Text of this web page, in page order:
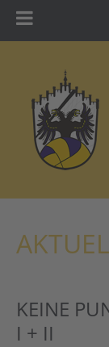
Training
Turniere
Kontakt
Shop
KEINE
I + II